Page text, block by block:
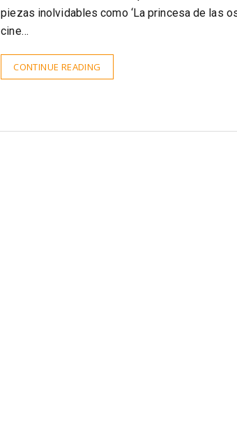
piezas inolvidables como ‘La princesa de las
cine…
CONTINUE READING